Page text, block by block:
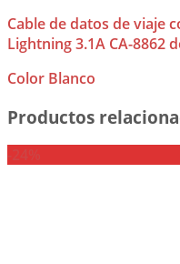
Cable de datos de viaje
Lightning 3.1A CA-8862
Color Blanco
Productos